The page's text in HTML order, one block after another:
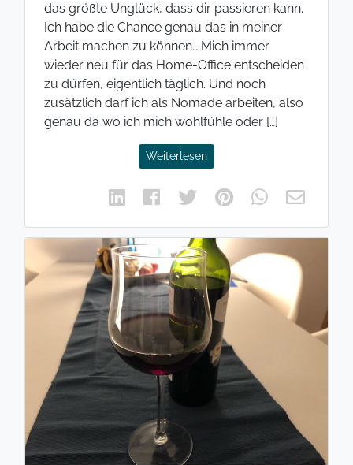
das größte Unglück, dass dir passieren kann.
Ich habe die Chance genau das in meiner
Arbeit machen zu können… Mich immer
wieder neu für das Home-Office entscheiden
zu dürfen, eigentlich täglich. Und noch
zusätzlich darf ich als Nomade arbeiten, also
genau da wo ich mich wohlfühle oder […]
Weiterlesen